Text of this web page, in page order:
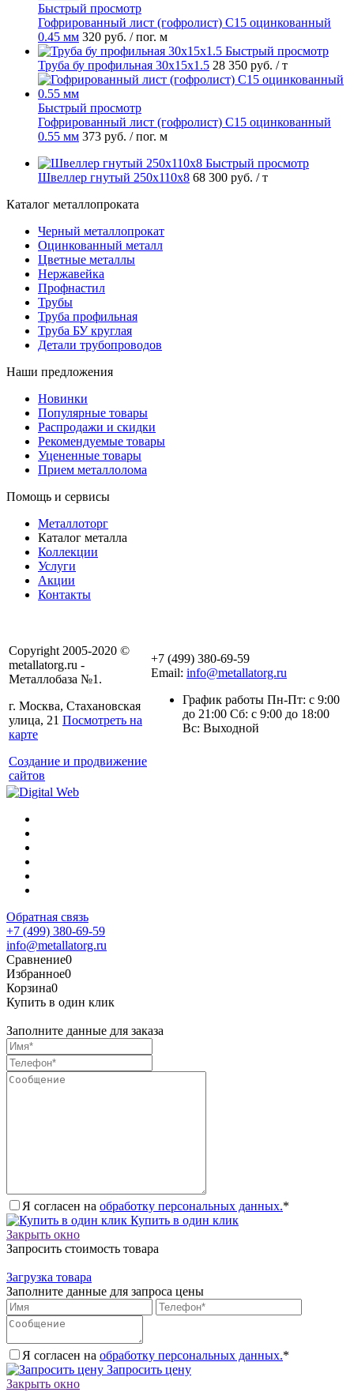
Быстрый просмотр
Гофрированный лист (гофролист) С15 оцинкованный
0.45 мм 320 руб. / пог. м
Быстрый просмотр
Труба бу профильная 30х15х1.5 28 350 руб. / т
Быстрый просмотр
Гофрированный лист (гофролист) С15 оцинкованный
0.55 мм 373 руб. / пог. м
Быстрый просмотр
Швеллер гнутый 250х110х8 68 300 руб. / т
Каталог металлопроката
Черный металлопрокат
Оцинкованный металл
Цветные металлы
Нержавейка
Профнастил
Трубы
Труба профильная
Труба БУ круглая
Детали трубопроводов
Наши предложения
Новинки
Популярные товары
Распродажи и скидки
Рекомендуемые товары
Уцененные товары
Прием металлолома
Помощь и сервисы
Металлоторг
Каталог металла
Коллекции
Услуги
Акции
Контакты
Copyright 2005-2020 ©
metallatorg.ru -
Металлобаза №1.
г. Москва, Стахановская
улица, 21 Посмотреть на
карте
Создание и продвижение
сайтов
+7 (499) 380-69-59
Email: info@metallatorg.ru
График работы Пн-Пт: с 9:00
до 21:00 Сб: с 9:00 до 18:00
Вс: Выходной
Обратная связь
+7 (499) 380-69-59
info@metallatorg.ru
Сравнение0
Избранное0
Корзина0
Купить в один клик
Заполните данные для заказа
Я согласен на обработку персональных данных.*
Купить в один клик
Закрыть окно
Запросить стоимость товара
Загрузка товара
Заполните данные для запроса цены
Я согласен на обработку персональных данных.*
Запросить цену
Закрыть окно